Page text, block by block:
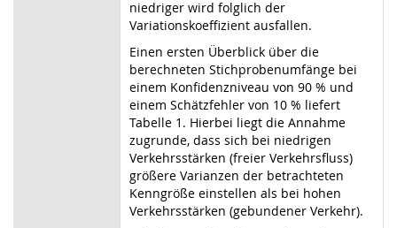
niedriger wird folglich der
Variationskoeffizient ausfallen.
Einen ersten Überblick über die
berechneten Stichprobenumfänge bei
einem Konfidenzniveau von 90 % und
einem Schätzfehler von 10 % liefert
Tabelle 1. Hierbei liegt die Annahme
zugrunde, dass sich bei niedrigen
Verkehrsstärken (freier Verkehrsfluss)
größere Varianzen der betrachteten
Kenngröße einstellen als bei hohen
Verkehrsstärken (gebundener Verkehr).